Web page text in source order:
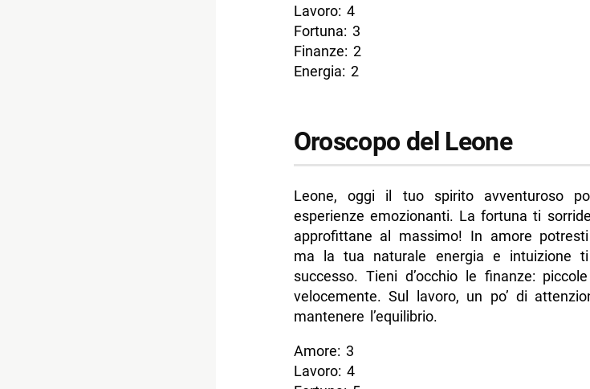
Lavoro: 4
Fortuna: 3
Finanze: 2
Energia: 2
Oroscopo del Leone
Leone, oggi il tuo spirito avventuroso
esperienze emozionanti. La fortuna ti
approfittane al massimo! In amore
ma la tua naturale energia e intuizione
successo. Tieni d’occhio le finanze:
velocemente. Sul lavoro, un po’ di
mantenere l’equilibrio.
Amore: 3
Lavoro: 4